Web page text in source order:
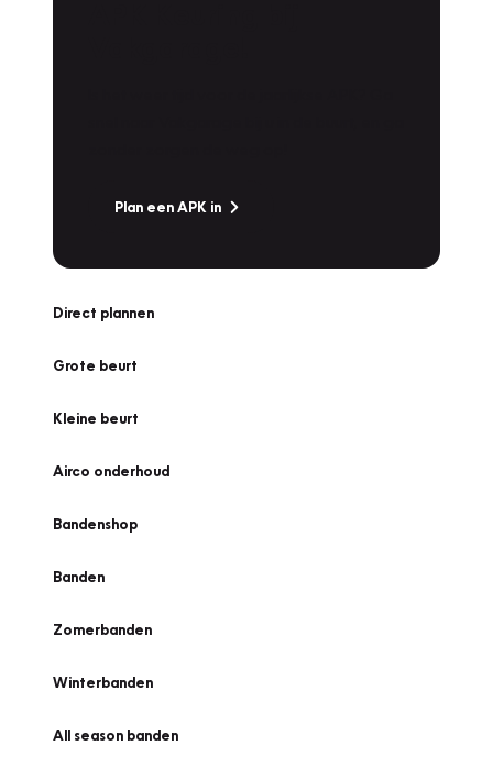
Plan een APK in
Direct plannen
Grote beurt
Kleine beurt
Airco onderhoud
Bandenshop
Banden
Zomerbanden
Winterbanden
All season banden